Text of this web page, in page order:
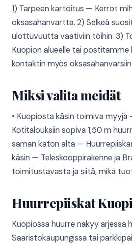
1) Tarpeen kartoitus — Kerrot
oksasahanvartta. 2) Selkeä
ulottuvuutta vaativiin töihin. 3)
Kuopion alueelle tai
kontaktin myös
Miksi valita meidät
• Kuopiosta käsin toimiva
Kotitalouksiin sopiva 1,50 m
saman katon alta —
käsin — Teleskooppirakenne ja
toimitustavasta ja siitä, mikä
Huurrepiiskat
Kuopiossa huurre näkyy arjessa
Saaristokaupungissa tai